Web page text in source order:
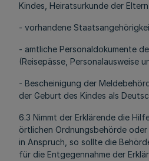
Kindes, Heiratsurkunde der
- vorhandene
- amtliche Personaldokumente
(Reisepässe, Personalausweise
- Bescheinigung der
der Geburt des Kindes als
6.3 Nimmt der Erklärende die
örtlichen Ordnungsbehörde
in Anspruch, so sollte die
für die Entgegennahme der